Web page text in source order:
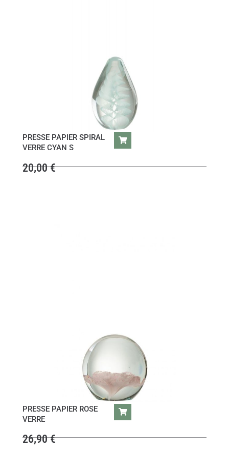
PRESSE PAPIER SPIRAL
VERRE CYAN S
20,00€
PRESSE PAPIER ROSE
VERRE
26,90€